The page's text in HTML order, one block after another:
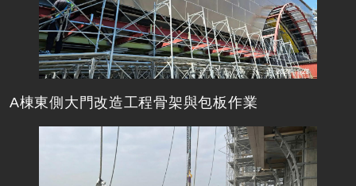
A棟東側大門改造工程骨架與包板作業